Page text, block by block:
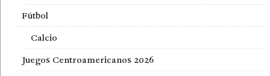
Fútbol
Calcio
Juegos Centroamericanos 2026